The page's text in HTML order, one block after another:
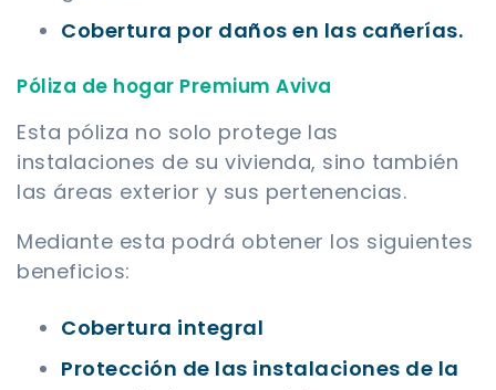
Cobertura por daños en las cañerías.
Póliza de hogar Premium Aviva
Esta póliza no solo protege las
instalaciones de su vivienda, sino también
las áreas exterior y sus pertenencias.
Mediante esta podrá obtener los siguientes
beneficios:
Cobertura integral
Protección de las instalaciones de la